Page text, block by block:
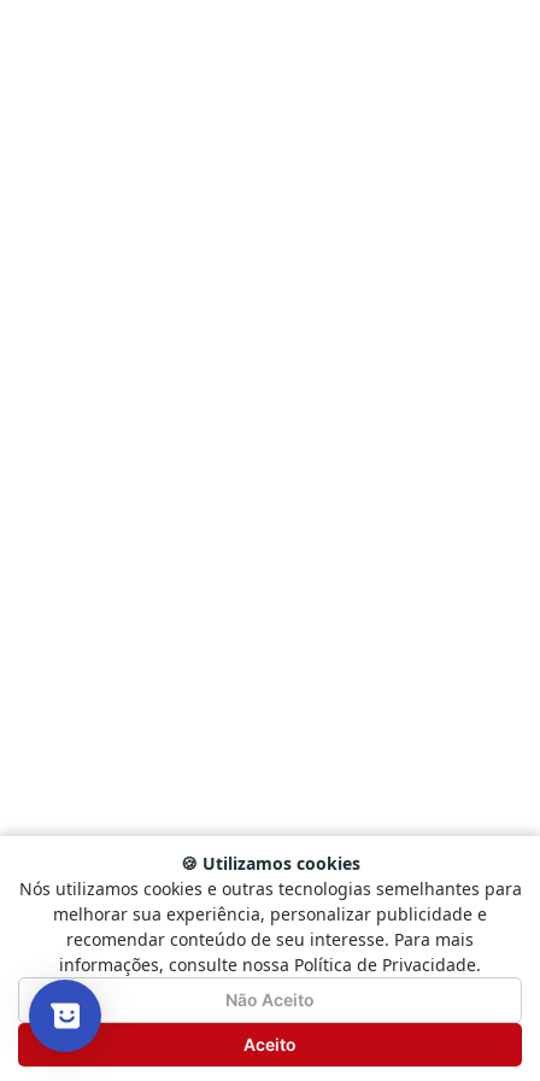
🍪 Utilizamos cookies
Nós utilizamos cookies e outras tecnologias semelhantes para
melhorar sua experiência, personalizar publicidade e
recomendar conteúdo de seu interesse. Para mais
informações, consulte nossa Política de Privacidade.
Não Aceito
Aceito
Como está sendo sua experiência?
Selecione
uma
opção
a
5
Não Satisfeito
Seguinte